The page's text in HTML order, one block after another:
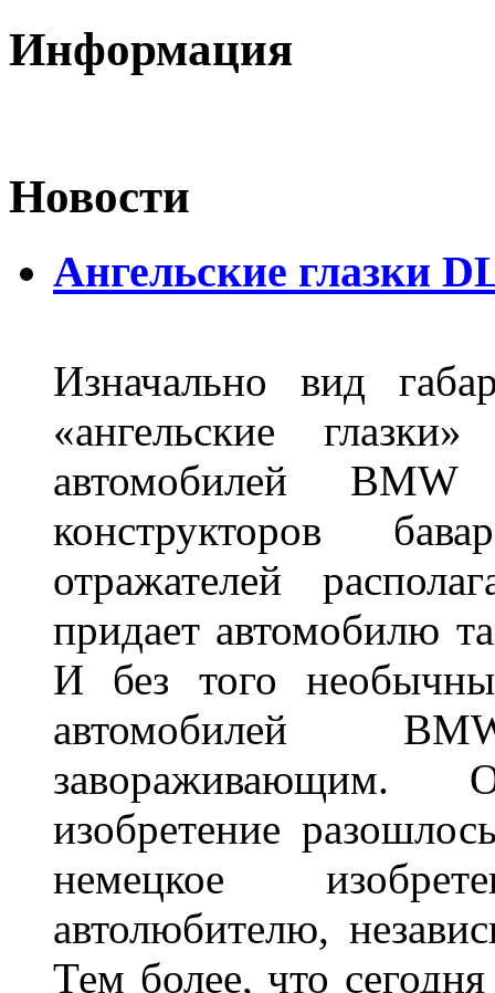
Информация
Новости
Ангельские глазки
Изначально вид
«ангельские
автомобилей
конструкторов
отражателей
придает автомобилю
И без того
автомобилей
завораживающим.
изобретение
немецкое
автолюбителю,
Тем более, что сегодня